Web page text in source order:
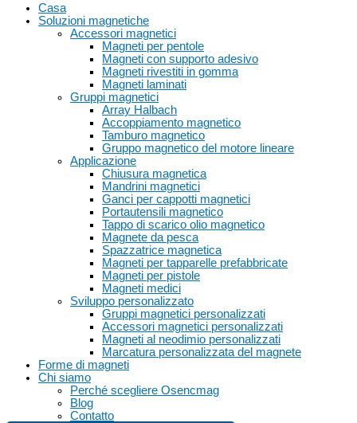
Casa
Soluzioni magnetiche
Accessori magnetici
Magneti per pentole
Magneti con supporto adesivo
Magneti rivestiti in gomma
Magneti laminati
Gruppi magnetici
Array Halbach
Accoppiamento magnetico
Tamburo magnetico
Gruppo magnetico del motore lineare
Applicazione
Chiusura magnetica
Mandrini magnetici
Ganci per cappotti magnetici
Portautensili magnetico
Tappo di scarico olio magnetico
Magnete da pesca
Spazzatrice magnetica
Magneti per tapparelle prefabbricate
Magneti per pistole
Magneti medici
Sviluppo personalizzato
Gruppi magnetici personalizzati
Accessori magnetici personalizzati
Magneti al neodimio personalizzati
Marcatura personalizzata del magnete
Forme di magneti
Chi siamo
Perché scegliere Osencmag
Blog
Contatto